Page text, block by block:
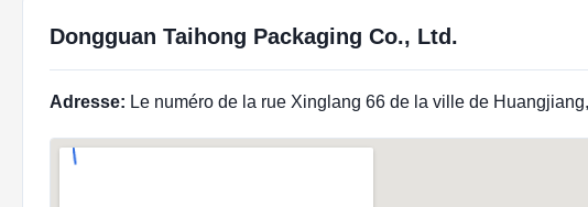
Dongguan Taihong Packaging Co., Ltd.
Adresse: Le numéro de la rue Xinglang 66 de la ville de